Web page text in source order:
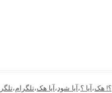
؟! هک،آیا ؟،آیا شود،آیا هک،تلگرام،